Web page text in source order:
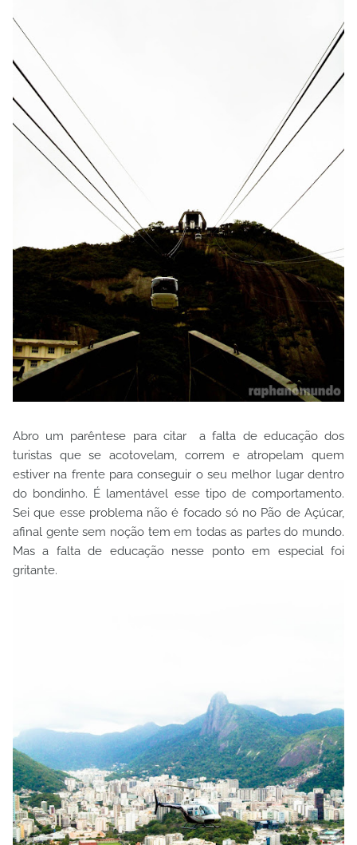
Abro um parêntese para citar a falta de educação dos
turistas que se acotovelam, correm e atropelam quem
estiver na frente para conseguir o seu melhor lugar dentro
do bondinho. É lamentável esse tipo de comportamento.
Sei que esse problema não é focado só no Pão de Açúcar,
afinal gente sem noção tem em todas as partes do mundo.
Mas a falta de educação nesse ponto em especial foi
gritante.